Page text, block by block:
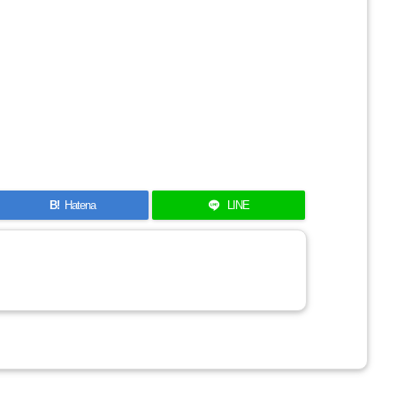
B! Hatena LINE